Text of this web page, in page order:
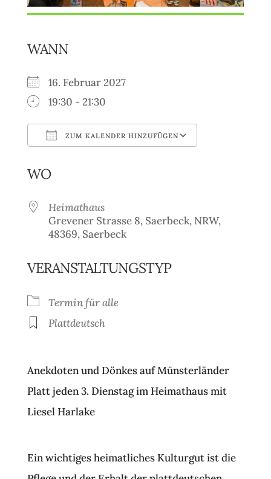
WANN
16. Februar 2027
19:30 - 21:30
ZUM KALENDER HINZUFÜGEN
WO
Heimathaus
Grevener Strasse 8, Saerbeck, NRW,
48369, Saerbeck
VERANSTALTUNGSTYP
Termin für alle
Plattdeutsch
Anekdoten und Dönkes auf Münsterländer
Platt jeden 3. Dienstag im Heimathaus mit
Liesel Harlake
Ein wichtiges heimatliches Kulturgut ist die